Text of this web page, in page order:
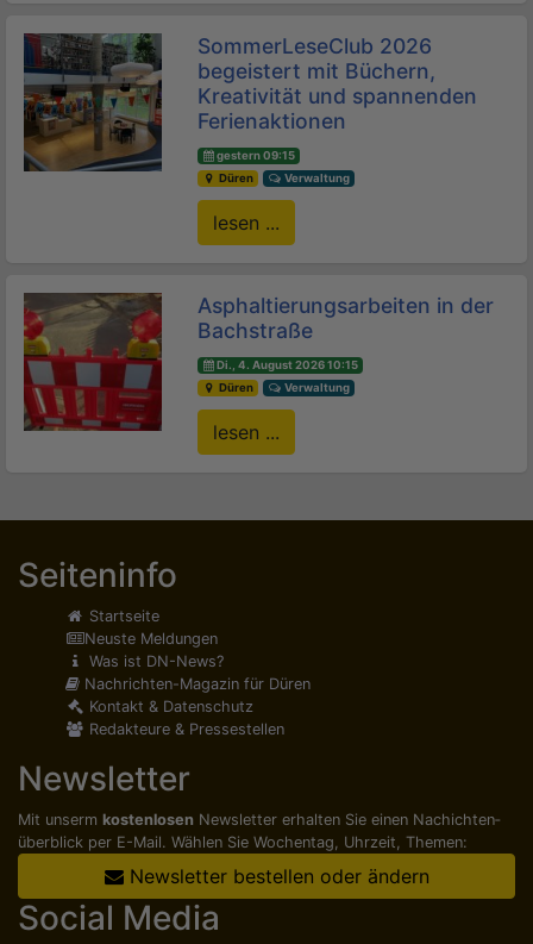
SommerLeseClub 2026
begeistert mit Büchern,
Kreativität und spannenden
Ferienaktionen
gestern 09:15
Düren
Verwaltung
lesen ...
Asphaltierungsarbeiten in der
Bachstraße
Di., 4. August 2026 10:15
Düren
Verwaltung
lesen ...
Seiteninfo
Startseite
Neuste Meldungen
Was ist DN-News?
Nachrichten-Magazin für Düren
Kontakt & Datenschutz
Redakteure & Pressestellen
Newsletter
Mit unserm kostenlosen Newsletter erhalten Sie einen Nachichten­
überblick per E-Mail. Wählen Sie Wochentag, Uhrzeit, Themen:
Newsletter bestellen oder ändern
Social Media